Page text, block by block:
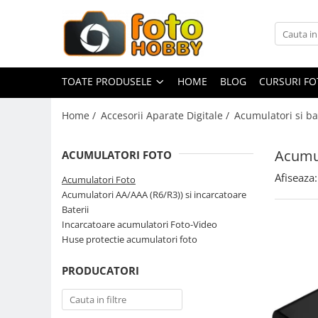
Toate Produsele
Aparate Foto
Aparate Foto Mirrorless
Aparate Foto DSLR
Aparate foto instant
Aparate foto pe film
Cursuri foto
Obiective foto si accesorii
Obiective Mirorless
Obiective DSLR
Huse si tocuri protectie obiective
Obiective Cinematice
TOATE PRODUSELE HOME BLOG CURSURI
Home / Accesorii Aparate Digitale / Acumulatori si
ACUMULATORI FOTO
Acumulatori Foto
Acumulatori AA/AAA (R6/R3)) si incarcatoare
Baterii
Incarcatoare acumulatori Foto-Video
Huse protectie acumulatori foto
PRODUCATORI
Afiseaza: